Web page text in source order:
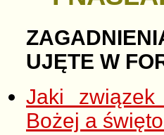
UJĘTE W
Jaki związek
Bożej a